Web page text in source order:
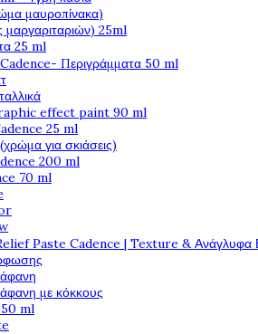
μαυροπίνακα)
25ml
25 ml
Περιγράμματα 50 ml
effect paint 90 ml
25 ml
για σκιάσεις)
200 ml
70 ml
Paste Cadence | Texture & Ανάγλυφα
με κόκκους
ml